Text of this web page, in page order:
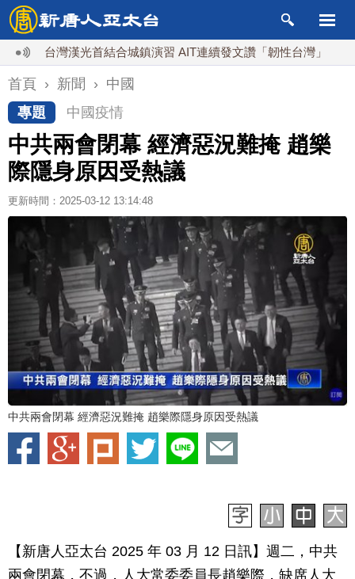
台灣漢光首結合城鎮演習 AIT連續發文讚「韌性台灣」
首頁 › 新聞 › 中國
專題
中國疫情
中共兩會閉幕 經濟惡況難掩 趙樂
際隱身原因受熱議
更新時間：2025-03-12 13:14:48
中共兩會閉幕 經濟惡況難掩 趙樂際隱身原因受熱議
【新唐人亞太台 2025 年 03 月 12 日訊】週二，中共
兩會閉幕，不過，人大常委委員長趙樂際，缺席人大